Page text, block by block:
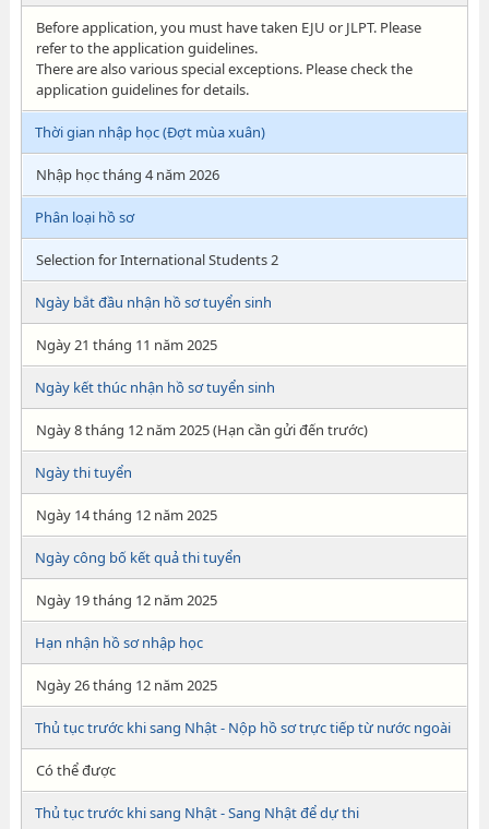
Before application, you must have taken EJU or JLPT. Please
refer to the application guidelines.
There are also various special exceptions. Please check the
application guidelines for details.
Thời gian nhập học (Đợt mùa xuân)
Nhập học tháng 4 năm 2026
Phân loại hồ sơ
Selection for International Students 2
Ngày bắt đầu nhận hồ sơ tuyển sinh
Ngày 21 tháng 11 năm 2025
Ngày kết thúc nhận hồ sơ tuyển sinh
Ngày 8 tháng 12 năm 2025 (Hạn cần gửi đến trước)
Ngày thi tuyển
Ngày 14 tháng 12 năm 2025
Ngày công bố kết quả thi tuyển
Ngày 19 tháng 12 năm 2025
Hạn nhận hồ sơ nhập học
Ngày 26 tháng 12 năm 2025
Thủ tục trước khi sang Nhật - Nộp hồ sơ trực tiếp từ nước ngoài
Có thể được
Thủ tục trước khi sang Nhật - Sang Nhật để dự thi